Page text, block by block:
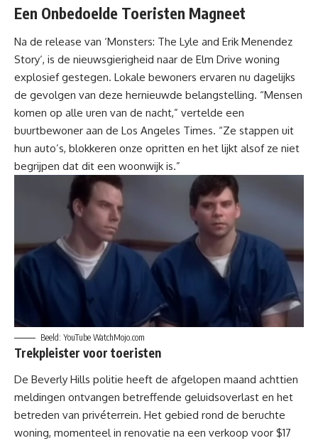
Een Onbedoelde Toeristen Magneet
Na de release van ‘Monsters: The Lyle and Erik Menendez
Story‘, is de nieuwsgierigheid naar de Elm Drive woning
explosief gestegen. Lokale bewoners ervaren nu dagelijks
de gevolgen van deze hernieuwde belangstelling. “Mensen
komen op alle uren van de nacht,” vertelde een
buurtbewoner aan de Los Angeles Times. “Ze stappen uit
hun auto’s, blokkeren onze opritten en het lijkt alsof ze niet
begrijpen dat dit een woonwijk is.”
Beeld: YouTube WatchMojo.com
Trekpleister voor toeristen
De Beverly Hills politie heeft de afgelopen maand achttien
meldingen ontvangen betreffende geluidsoverlast en het
betreden van privéterrein. Het gebied rond de beruchte
woning, momenteel in renovatie na een verkoop voor $17